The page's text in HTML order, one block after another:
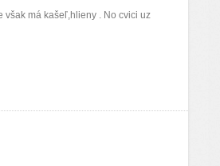
však má kašeľ,hlieny . No cvici uz